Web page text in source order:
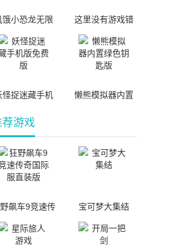
饿小恐龙无限
这里没有游戏错
怪捉迷藏手机
懒熊模拟器内置
荐游戏
飙车9竞速传
宝可梦大集结